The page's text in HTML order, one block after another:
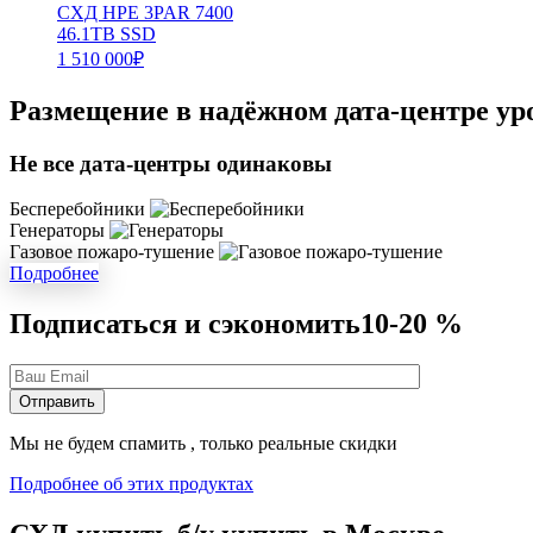
СХД HPE 3PAR 7400
46.1TB SSD
1 510 000₽
Размещение в надёжном дата-центре
Не все дата-центры одинаковы
Бесперебойники
Генераторы
Газовое пожаро-тушение
Подробнее
Подписаться и сэкономить10-20 %
Мы не будем спамить , только реальные скидки
Подробнее об этих продуктах